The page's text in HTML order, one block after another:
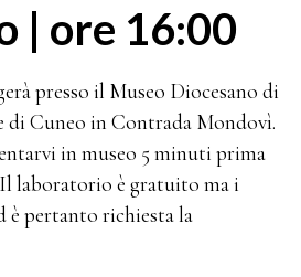
| ore 16:00
presso il Museo Diocesano di
di Cuneo in Contrada Mondovì.
in museo 5 minuti prima
laboratorio è gratuito ma i
pertanto richiesta la